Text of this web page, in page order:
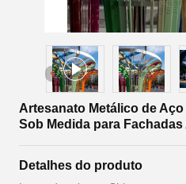
Artesanato Metálico de
Sob Medida para
Detalhes do produto